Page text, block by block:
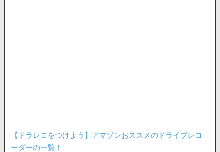
【ドラレコをつけよう】アマゾンおススメのドライブレコ
ーダーの一覧！